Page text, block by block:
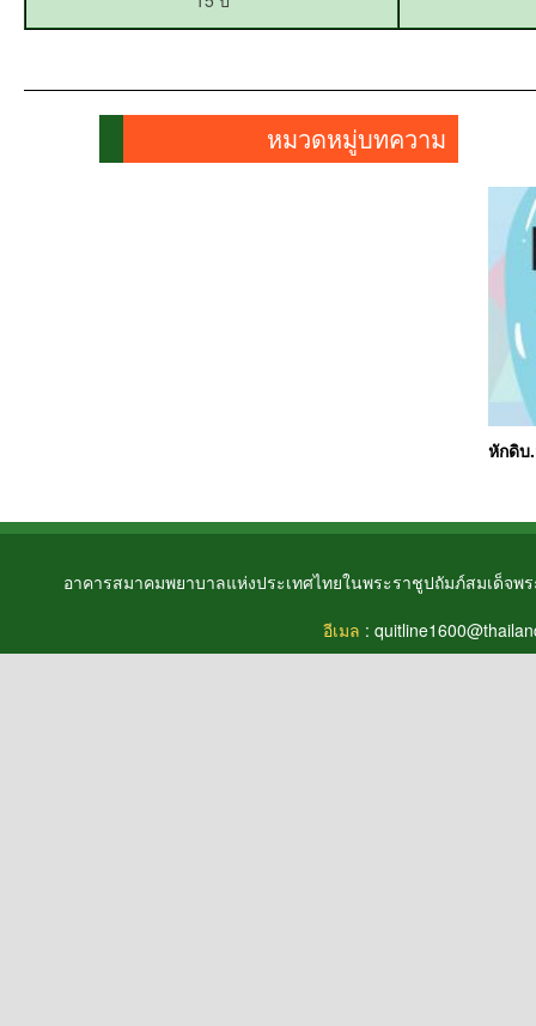
หมวดหมู่บทความ
หักดิบ
อาคารสมาคมพยาบาลแห่งประเทศไทยในพระราชูปถัมภ์สมเด็จ
อีเมล :